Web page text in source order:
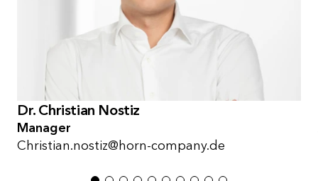
Dr. Christian Nostiz
Manager
Christian.nostiz@horn-company.de